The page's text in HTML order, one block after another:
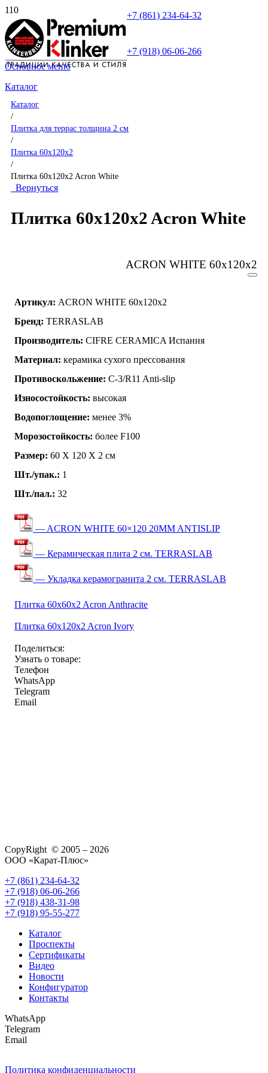
+7 (861) 234-64-32
+7 (918) 06-06-266
Основное меню
Каталог
Каталог
/
Плитка для террас толщина 2 см
/
Плитка 60x120x2
/
Плитка 60x120x2 Acron White
Вернуться
Плитка 60x120x2 Acron White
ACRON WHITE 60x120x2
Артикул: ACRON WHITE 60x120x2
Бренд: TERRASLAB
Производитель: CIFRE CERAMICA Испания
Материал: керамика сухого прессования
Противоскольжение: C-3/R11 Anti-slip
Износостойкость: высокая
Водопоглощение: менее 3%
Морозостойкость: более F100
Размер: 60 Х 120 Х 2 см
Шт./упак.: 1
Шт./пал.: 32
— ACRON WHITE 60×120 20MM ANTISLIP
— Керамическая плита 2 см. TERRASLAB
— Укладка керамогранита 2 см. TERRASLAB
Плитка 60x60x2 Acron Anthracite
Плитка 60x120x2 Acron Ivory
Поделиться:
Узнать о товаре:
Телефон
WhatsApp
Telegram
Email
CopyRight © 2005 – 2026
ООО «Карат-Плюс»
+7 (861) 234-64-32
+7 (918) 06-06-266
+7 (918) 438-31-98
+7 (918) 95-55-277
Каталог
Проспекты
Сертификаты
Видео
Новости
Конфигуратор
Контакты
WhatsApp
Telegram
Email
Политика конфиденциальности